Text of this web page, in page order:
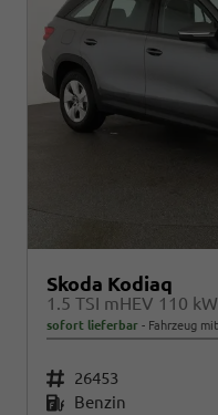
Skoda Kodiaq
sofort lieferbar Fahrzeug
Fahrzeugnr. 26453
Kraftstoff Benzin